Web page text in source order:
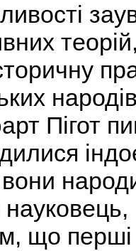
Пігот
що перші